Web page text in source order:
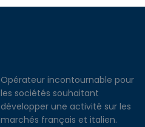
Opérateur incontournable pour
les sociétés souhaitant
développer une activité sur les
marchés français et italien.